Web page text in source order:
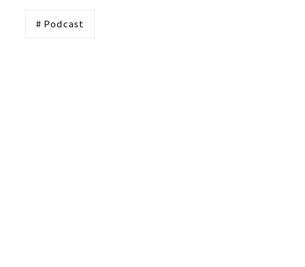
# Podcast